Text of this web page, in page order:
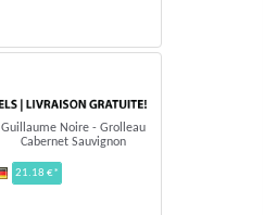
Guillaume Noire - Grolleau
Cabernet Sauvignon
21.18 €*